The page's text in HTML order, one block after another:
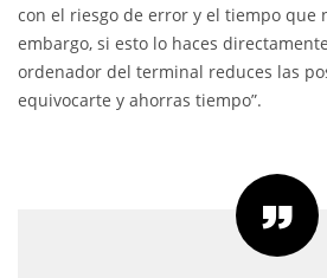
con el riesgo de error y el tiempo que
embargo, si esto lo haces
ordenador del terminal reduces las
equivocarte y ahorras tiempo”.